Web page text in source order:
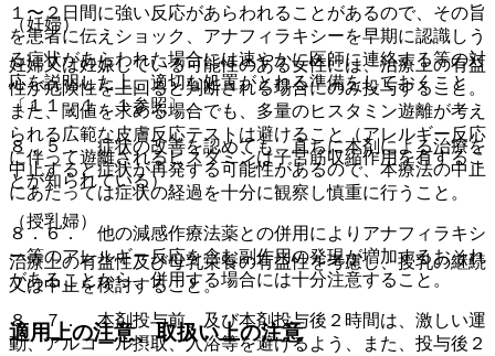
（妊婦）
妊婦又は妊娠している可能性のある女性には、治療上の有益
性が危険性を上回ると判断される場合にのみ投与すること。
また、閾値を求める場合でも、多量のヒスタミン遊離が考え
られる広範な皮膚反応テストは避けること（アレルギー反応
に伴って遊離されるヒスタミンは子宮筋収縮作用を有するこ
とが知られている）。
（授乳婦）
治療上の有益性及び母乳栄養の有益性を考慮し、授乳の継続
又は中止を検討すること。
適用上の注意、取扱い上の注意
１〜２日間に強い反応があらわれることがあるので、その旨
を患者に伝えショック、アナフィラキシーを早期に認識しう
る症状があらわれた場合には速やかに医師に連絡する等の対
応を説明した上、適切な処置がとれる準備をしておくこと
〔１１．１．１参照〕。
８．５． 症状の改善を認めても、直ちに本剤による治療を
中止すると症状が再発する可能性があるので、本療法の中止
にあたっては症状の経過を十分に観察し慎重に行うこと。
８．６． 他の減感作療法薬との併用によりアナフィラキシ
ー等のアレルギー反応を含む副作用の発現が増加するおそれ
があることから、併用する場合には十分注意すること。
８．７． 本剤投与前、及び本剤投与後２時間は、激しい運
動、アルコール摂取、入浴等を避けるよう、また、投与後２